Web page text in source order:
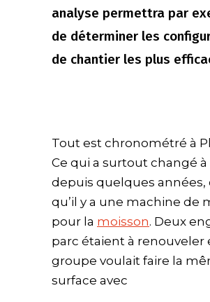
analyse permettra par
de déterminer les
de chantier les plus
Tout est chronométré à
Ce qui a surtout changé à
depuis quelques années,
qu’il y a une machine de
pour la moisson. Deux
parc étaient à renouveler
groupe voulait faire la
surface avec